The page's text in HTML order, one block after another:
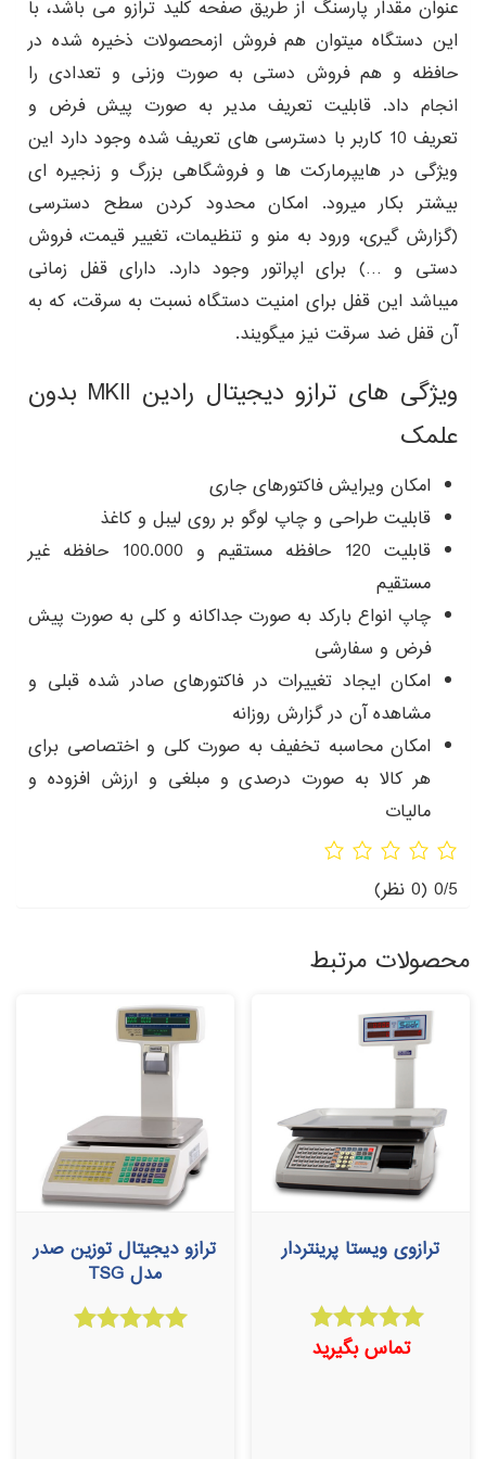
عنوان مقدار پارسنگ از طریق صفحه کلید ترازو می باشد، با
این دستگاه میتوان هم فروش ازمحصولات ذخیره شده در
حافظه و هم فروش دستی به صورت وزنی و تعدادی را
انجام داد. قابلیت تعریف مدیر به صورت پیش فرض و
تعریف 10 کاربر با دسترسی های تعریف شده وجود دارد این
ویژگی در هایپرمارکت ها و فروشگاهی بزرگ و زنجیره ای
بیشتر بکار میرود. امکان محدود کردن سطح دسترسی
(گزارش گیری، ورود به منو و تنظیمات، تغییر قیمت، فروش
دستی و …) برای اپراتور وجود دارد. دارای قفل زمانی
میباشد این قفل برای امنیت دستگاه نسبت به سرقت، که به
آن قفل ضد سرقت نیز میگویند.
ویژگی های ترازو دیجیتال رادین MKII بدون
علمک
امکان ویرایش فاکتورهای جاری
قابلیت طراحی و چاپ لوگو بر روی لیبل و کاغذ
قابلیت 120 حافظه مستقیم و 100.000 حافظه غیر
مستقیم
چاپ انواع بارکد به صورت جداکانه و کلی به صورت پیش
فرض و سفارشی
امکان ایجاد تغییرات در فاکتورهای صادر شده قبلی و
مشاهده آن در گزارش روزانه
امکان محاسبه تخفیف به صورت کلی و اختصاصی برای
هر کالا به صورت درصدی و مبلغی و ارزش افزوده و
مالیات
0/5 (0 نظر)
محصولات مرتبط
ترازوی ویستا پرینتردار
امتیاز
5.00
تماس بگیرید
ترازو دیجیتال توزین صدر
مدل TSG